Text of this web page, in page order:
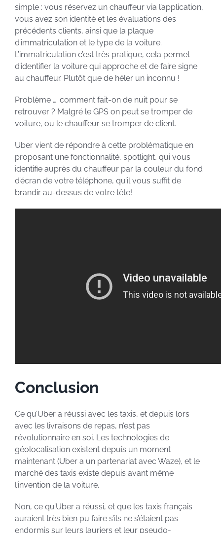
simple : vous réservez un chauffeur via l’application,
vous avez son identité et les évaluations des
précédents clients, ainsi que la plaque
d’immatriculation et le type de la voiture.
L’immatriculation c’est très pratique, cela permet
d’identifier la voiture qui approche et de faire signe
au chauffeur. Plutôt que de héler un inconnu !
Problème …. comment fait-on de nuit pour se
retrouver ? Malgré le GPS on peut se tromper de
voiture, ou le chauffeur se tromper de client.
Uber vient de répondre à cette problématique en
proposant une fonctionnalité, spotlight, qui vous
identifie auprès du chauffeur par la couleur du fond
d’écran de votre téléphone, qu’il vous suffit de
brandir au-dessus de votre tête!
Conclusion
Ce qu’Uber a réussi avec les taxis, et depuis lors
avec les livraisons de repas, n’est pas
révolutionnaire en soi. Les technologies de
géolocalisation existent depuis un moment
maintenant (Uber a un partenariat avec Waze), et le
marché des taxis existe depuis avant même
l’invention de la voiture.
Non, ce qu’Uber a réussi, et que les taxis français
auraient très bien pu faire s’ils ne s’étaient pas
endormis sur leurs lauriers et leur pseudo-